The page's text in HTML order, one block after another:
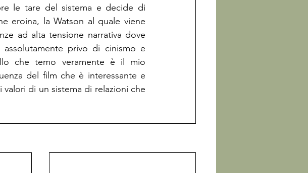
le tare del sistema e decide di
eroina, la Watson al quale viene
ad alta tensione narrativa dove
privo di cinismo e
che temo veramente è il mio
del film che è interessante e
di un sistema di relazioni che